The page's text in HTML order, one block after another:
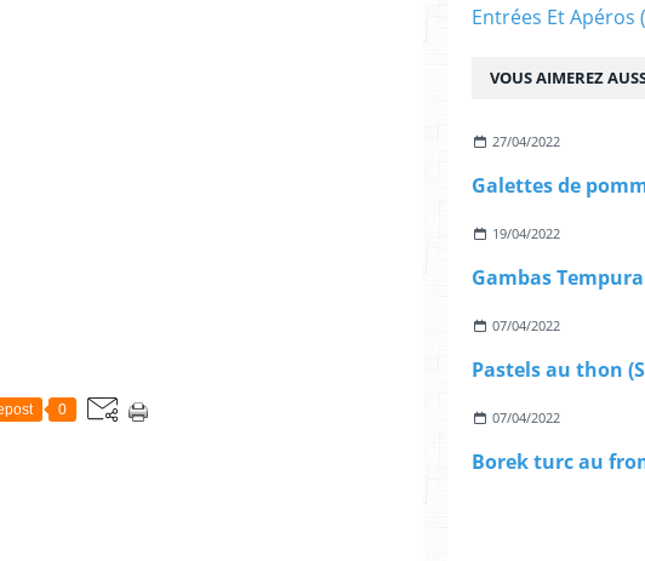
0
VOUS AIMEREZ
27/04/2022
19/04/2022
Gambas
07/04/2022
Pastels au thon
07/04/2022
Borek turc au
Entrées Et Apéros